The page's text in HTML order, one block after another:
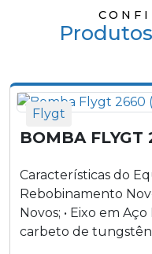
Bomba ABS/SULZER
Bomba ABS/SULZER UNI
Flygt
BOMBA FLYGT
Características do
Rebobinamento
Novos; • Eixo em
carbeto de